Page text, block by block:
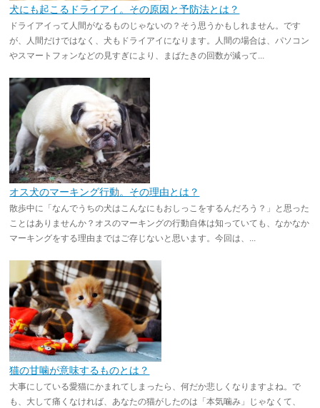
犬にも起こるドライアイ。その原因と予防法とは？
ドライアイって人間がなるものじゃないの？そう思うかもしれません。です
が、人間だけではなく、犬もドライアイになります。人間の場合は、パソコン
やスマートフォンなどの見すぎにより、まばたきの回数が減って...
オス犬のマーキング行動。その理由とは？
散歩中に「なんでうちの犬はこんなにもおしっこをするんだろう？」と思った
ことはありませんか？オスのマーキングの行動自体は知っていても、なかなか
マーキングをする理由まではご存じないと思います。今回は、...
猫の甘噛が意味するものとは？
大事にしている愛猫にかまれてしまったら、何だか悲しくなりますよね。で
も、大して痛くなければ、あなたの猫がしたのは「本気噛み」じゃなくて、